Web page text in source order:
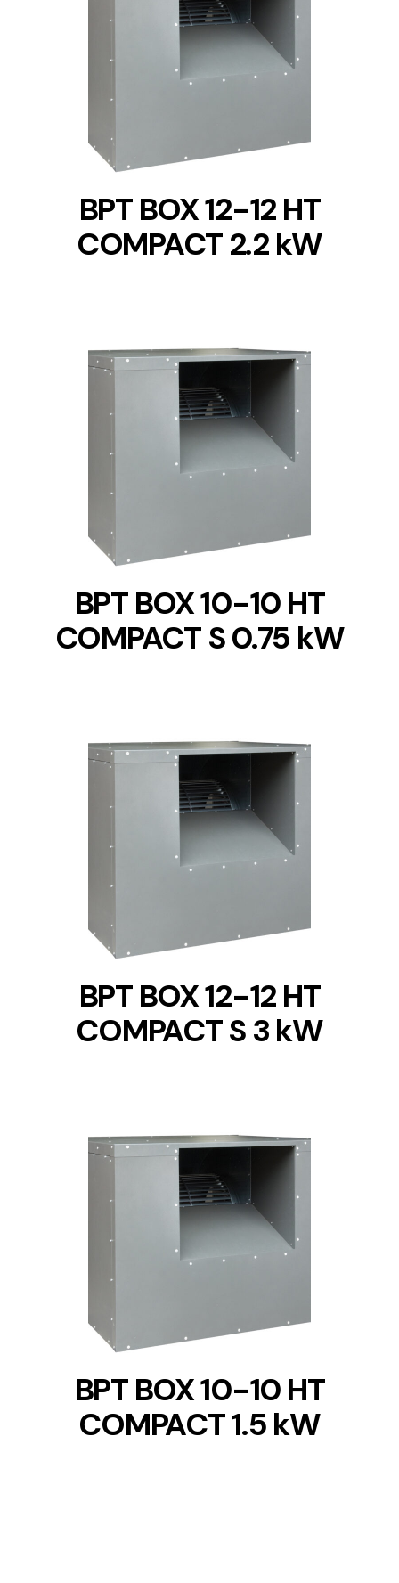
DETAILS
BPT BOX 12-12 HT
COMPACT 2.2 kW
DETAILS
BPT BOX 10-10 HT
COMPACT S 0.75 kW
DETAILS
BPT BOX 12-12 HT
COMPACT S 3 kW
DETAILS
BPT BOX 10-10 HT
COMPACT 1.5 kW